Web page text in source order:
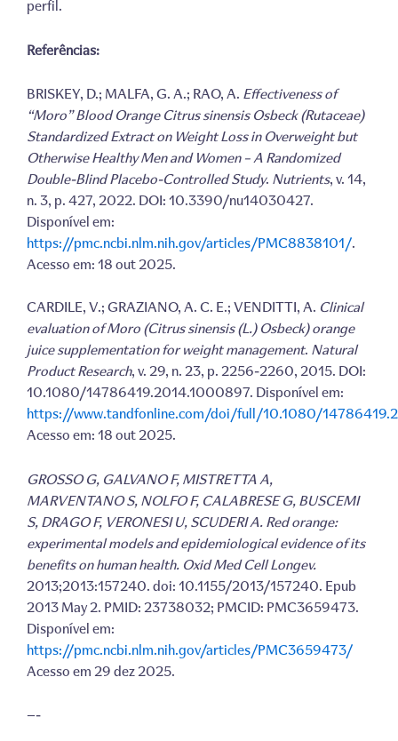
perfil.
Referências:
BRISKEY, D.; MALFA, G. A.; RAO, A. Effectiveness of
“Moro” Blood Orange Citrus sinensis Osbeck (Rutaceae)
Standardized Extract on Weight Loss in Overweight but
Otherwise Healthy Men and Women – A Randomized
Double-Blind Placebo-Controlled Study. Nutrients, v. 14,
n. 3, p. 427, 2022. DOI: 10.3390/nu14030427.
Disponível em:
https://pmc.ncbi.nlm.nih.gov/articles/PMC8838101/.
Acesso em: 18 out 2025.
CARDILE, V.; GRAZIANO, A. C. E.; VENDITTI, A. Clinical
evaluation of Moro (Citrus sinensis (L.) Osbeck) orange
juice supplementation for weight management. Natural
Product Research, v. 29, n. 23, p. 2256-2260, 2015. DOI:
10.1080/14786419.2014.1000897. Disponível em:
https://www.tandfonline.com/doi/full/10.1080/
Acesso em: 18 out 2025.
GROSSO G, GALVANO F, MISTRETTA A,
MARVENTANO S, NOLFO F, CALABRESE G, BUSCEMI
S, DRAGO F, VERONESI U, SCUDERI A. Red orange:
experimental models and epidemiological evidence of its
benefits on human health. Oxid Med Cell Longev.
2013;2013:157240. doi: 10.1155/2013/157240. Epub
2013 May 2. PMID: 23738032; PMCID: PMC3659473.
Disponível em:
https://pmc.ncbi.nlm.nih.gov/articles/PMC3659473/
Acesso em 29 dez 2025.
—-